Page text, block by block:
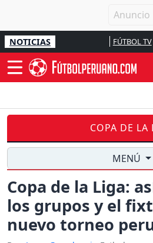
NOTICIAS FÚTBOL TV
COPA DE LA
MENÚ
Copa de la Liga:
los grupos y el
nuevo torneo